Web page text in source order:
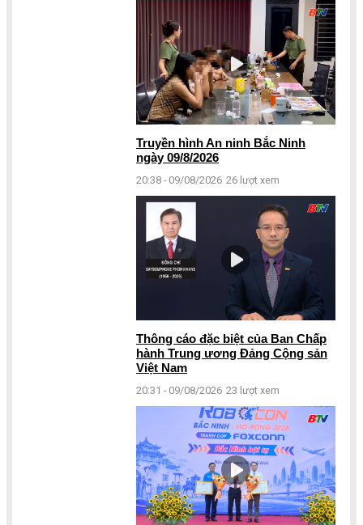
Truyền hình An ninh Bắc Ninh
ngày 09/8/2026
20:38 - 09/08/2026 26 lượt xem
Thông cáo đặc biệt của Ban Chấp
hành Trung ương Đảng Cộng sản
Việt Nam
20:31 - 09/08/2026 23 lượt xem